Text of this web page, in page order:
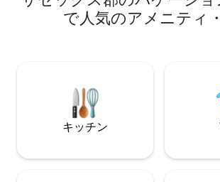
ンクリーク、アップトレイル、グレート
で人気のアメニティ
キッチン